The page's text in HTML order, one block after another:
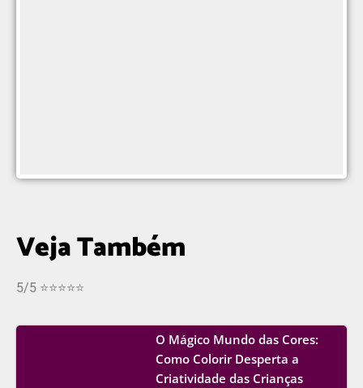
Veja Também
5/5 ⭐⭐⭐⭐⭐
O Mágico Mundo das Cores:
Como Colorir Desperta a
Criatividade das Crianças